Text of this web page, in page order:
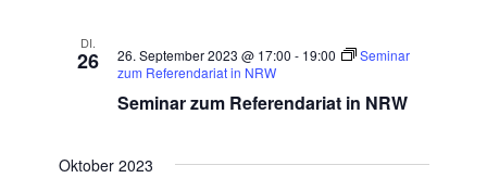
DI.
26
Seminar zum Referendariat in NRW
26. September 2023 @ 17:00 - 19:00
Seminar
zum Referendariat in NRW
Oktober 2023